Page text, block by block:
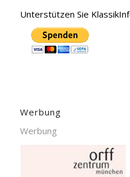
Unterstützen Sie
Werbung
Werbung